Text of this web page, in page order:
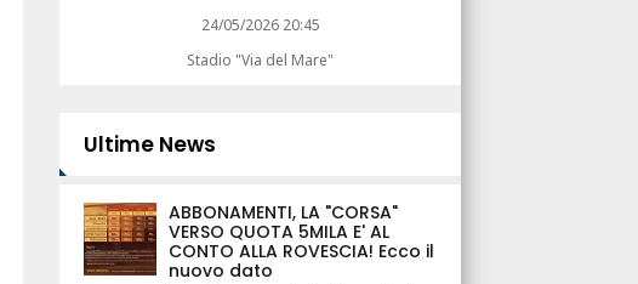
24/05/2026 20:45
Stadio "Via del Mare"
Ultime News
ABBONAMENTI, LA "CORSA"
VERSO QUOTA 5MILA E' AL
CONTO ALLA ROVESCIA! Ecco il
nuovo dato